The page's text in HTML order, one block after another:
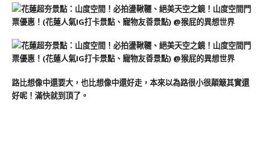
路比想像中還要大，也比想像中還好走，本來以為路很小很顛簸其實還
好呢！滿快就到頂了。